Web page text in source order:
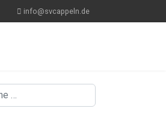
info@svcappeln.de